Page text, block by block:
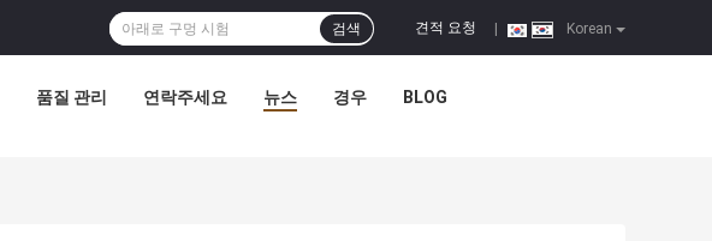
Korean
견적 요청
검색
품질 관리 연락주세요 뉴스 경우 BLOG